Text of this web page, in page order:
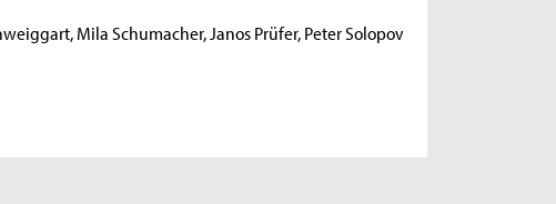
Mila Schumacher, Janos Prüfer, Peter Solopov